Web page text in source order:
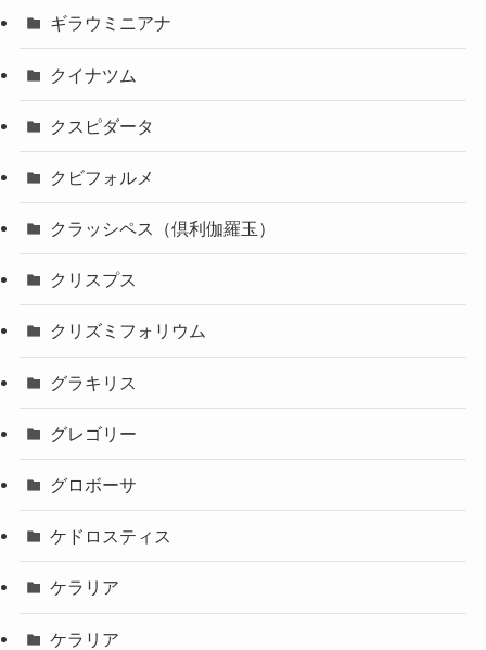
ギラウミニアナ
クイナツム
クスピダータ
クビフォルメ
クラッシペス（倶利伽羅玉）
クリスプス
クリズミフォリウム
グラキリス
グレゴリー
グロボーサ
ケドロスティス
ケラリア
ケラリア